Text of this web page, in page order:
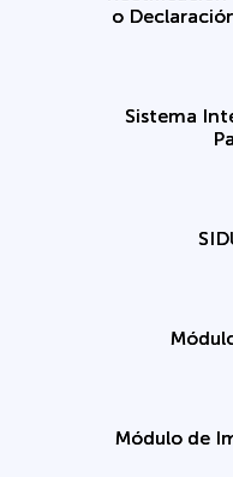
o
Sistema
Módulo de